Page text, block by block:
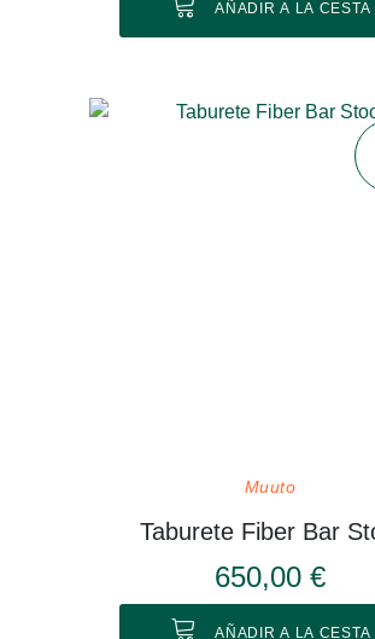
AÑADIR A LA CESTA
Muuto
Taburete Fiber Bar
650,00 €
AÑADIR A LA CESTA